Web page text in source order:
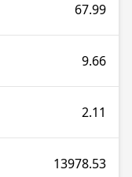
67.99
9.66
2.11
13978.53